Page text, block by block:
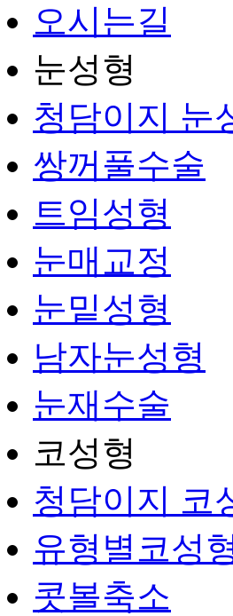
오시는길
눈성형
청담이지 눈
쌍꺼풀수술
트임성형
눈매교정
눈밑성형
남자눈성형
눈재수술
코성형
청담이지 코
유형별코성
콧볼축소